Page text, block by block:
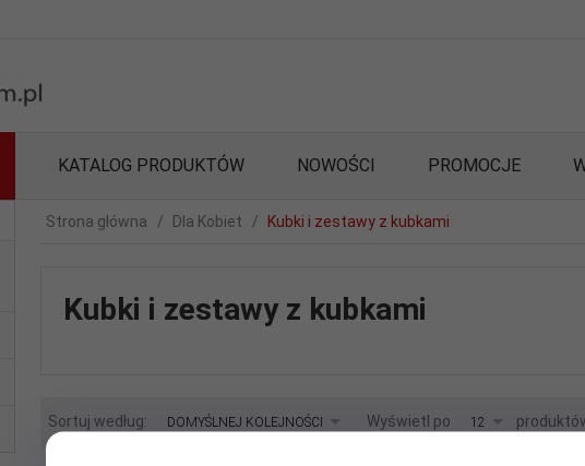
KATALOG PRODUKTÓW NOWOŚCI PROMOCJE
Strona główna Dla Kobiet Kubki i zestawy z kubkami
Kubki i zestawy z kubkami
Sortuj według: sortDOMYŚLNEJ KOLEJNOŚCI Wyświetl po pop12